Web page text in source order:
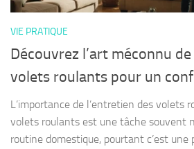
VIE PRATIQUE
Découvrez l’art méconnu
volets roulants pour un
L’importance de l’entretien des volets
volets roulants est une tâche souvent
routine domestique, pourtant c’est